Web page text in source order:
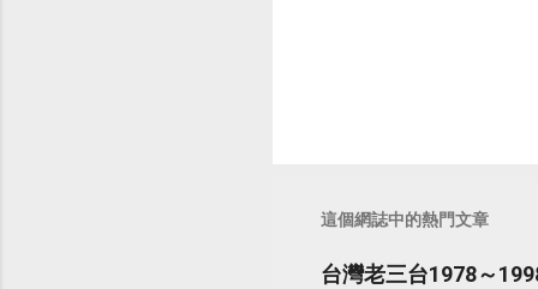
這個網誌中的熱門文章
台灣老三台1978～